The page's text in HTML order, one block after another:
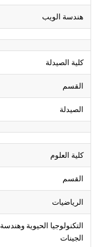
هندسة الويب
كلية الصيدلة
القسم
الصيدلة
كلية العلوم
القسم
الرياضيات
التكنولوجيا الحيوية وهندسة
الجينات